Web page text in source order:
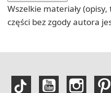
Wszelkie materiały
części bez zgody autora